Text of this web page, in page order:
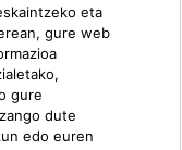
Sistema
eta
gure web
gure
dute
edo euren